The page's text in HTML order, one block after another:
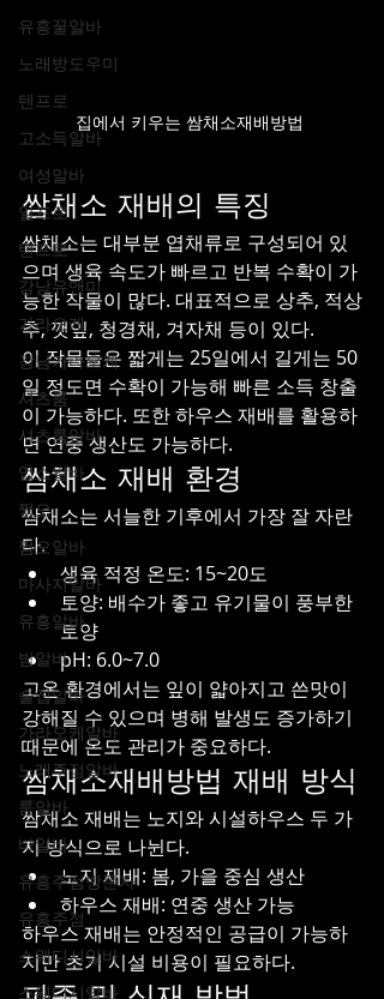
유흥꿀알바
노래방도우미
텐프로
고소득알바
여성알바
일프로
텐프로
강남유앤미
가라오케
강남가라오케
셔츠룸
셔츠룸알바
업소알바
쩜오
쩜오알바
마사지알바
유흥알바
밤알바
술집알바
가라오케알바
노래주점알바
룸알바
바알바
유흥주점방문자
유흥주점
스웨디시알바
스웨디시알바
집에서 키우는 쌈채소재배방법
쌈채소 재배의 특징
쌈채소는 대부분 엽채류로 구성되어 있
으며 생육 속도가 빠르고 반복 수확이 가
능한 작물이 많다. 대표적으로 상추, 적상
추, 깻잎, 청경채, 겨자채 등이 있다.
이 작물들은 짧게는 25일에서 길게는 50
일 정도면 수확이 가능해 빠른 소득 창출
이 가능하다. 또한 하우스 재배를 활용하
면 연중 생산도 가능하다.
쌈채소 재배 환경
쌈채소는 서늘한 기후에서 가장 잘 자란
다.
생육 적정 온도: 15~20도
토양: 배수가 좋고 유기물이 풍부한
토양
pH: 6.0~7.0
고온 환경에서는 잎이 얇아지고 쓴맛이
강해질 수 있으며 병해 발생도 증가하기
때문에 온도 관리가 중요하다.
쌈채소재배방법 재배 방식
쌈채소 재배는 노지와 시설하우스 두 가
지 방식으로 나뉜다.
노지 재배: 봄, 가을 중심 생산
하우스 재배: 연중 생산 가능
하우스 재배는 안정적인 공급이 가능하
지만 초기 시설 비용이 필요하다.